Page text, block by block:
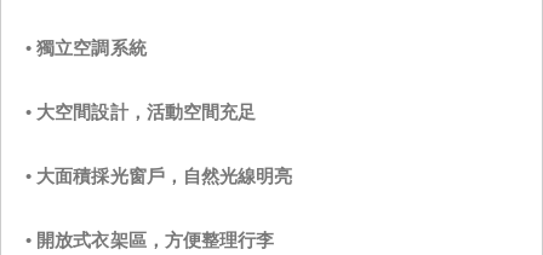
•獨立空調系統
• 大空間設計，活動空間充足
• 大面積採光窗戶，自然光線明亮
• 開放式衣架區，方便整理行李